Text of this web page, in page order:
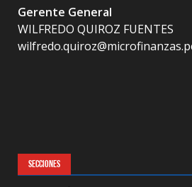
Gerente General
WILFREDO QUIROZ FUENTES
SECCIONES